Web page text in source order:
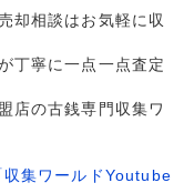
却相談はお気軽に収
丁寧に一点一点査定
店の古銭専門収集ワ
集ワールドYoutube